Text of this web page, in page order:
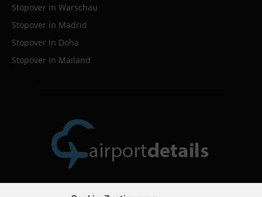
Stopover in Warschau
Stopover in Madrid
Stopover in Doha
Stopover in Mailand